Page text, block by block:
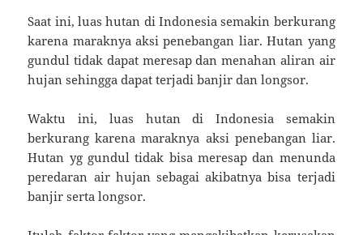
Saat ini, luas hutan di Indonesia semakin berkurang
karena maraknya aksi penebangan liar. Hutan yang
gundul tidak dapat meresap dan menahan aliran air
hujan sehingga dapat terjadi banjir dan longsor.
Waktu ini, luas hutan di Indonesia semakin
berkurang karena maraknya aksi penebangan liar.
Hutan yg gundul tidak bisa meresap dan menunda
peredaran air hujan sebagai akibatnya bisa terjadi
banjir serta longsor.